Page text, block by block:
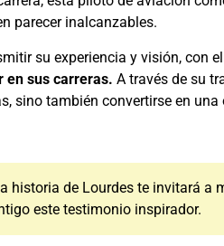
parecer inalcanzables.
su experiencia y visión, con
en sus carreras. A través de su
sino también convertirse en
de Lourdes te invitará a
este testimonio inspirador.